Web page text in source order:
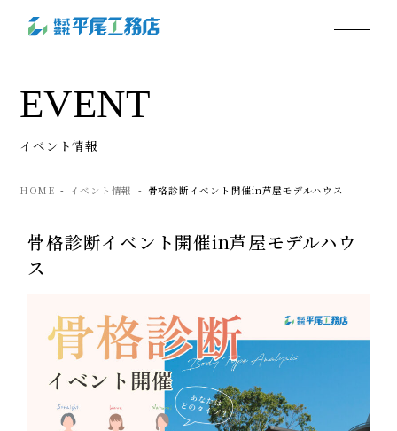
EVENT
イベント情報
HOME イベント情報 骨格診断イベント開催in芦屋モデルハウス
骨格診断イベント開催in芦屋モデルハウ
ス